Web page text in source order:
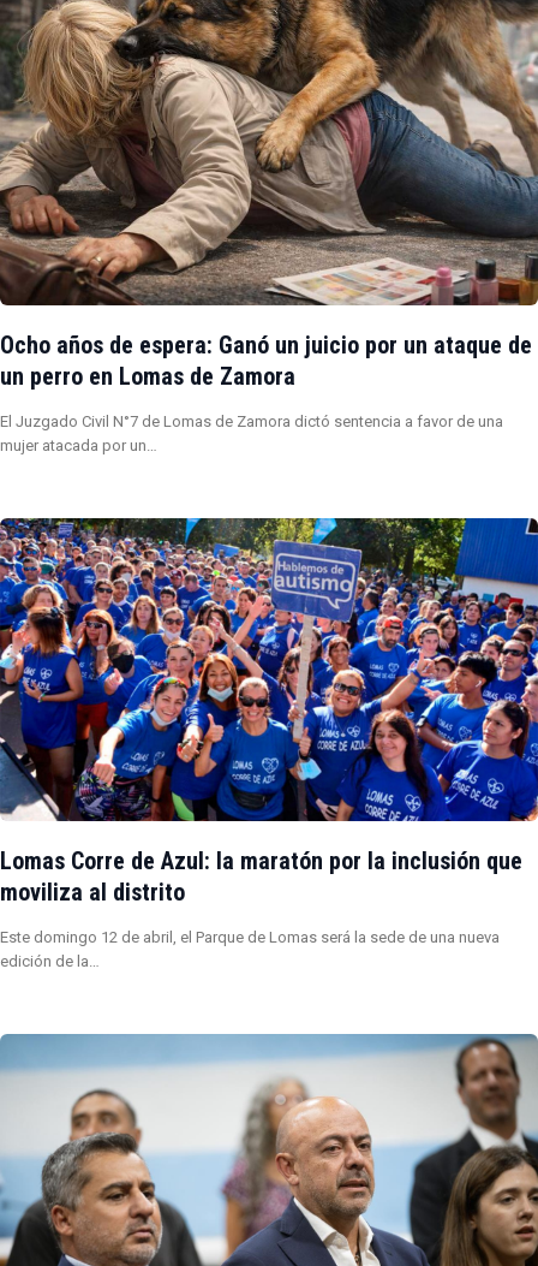
Ocho años de espera: Ganó un juicio por un ataque de
un perro en Lomas de Zamora
El Juzgado Civil N°7 de Lomas de Zamora dictó sentencia a favor de una
mujer atacada por un…
Lomas Corre de Azul: la maratón por la inclusión que
moviliza al distrito
Este domingo 12 de abril, el Parque de Lomas será la sede de una nueva
edición de la…